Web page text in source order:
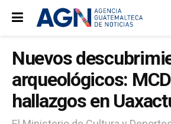
Nuevos
arqueológicos:
hallazgos en